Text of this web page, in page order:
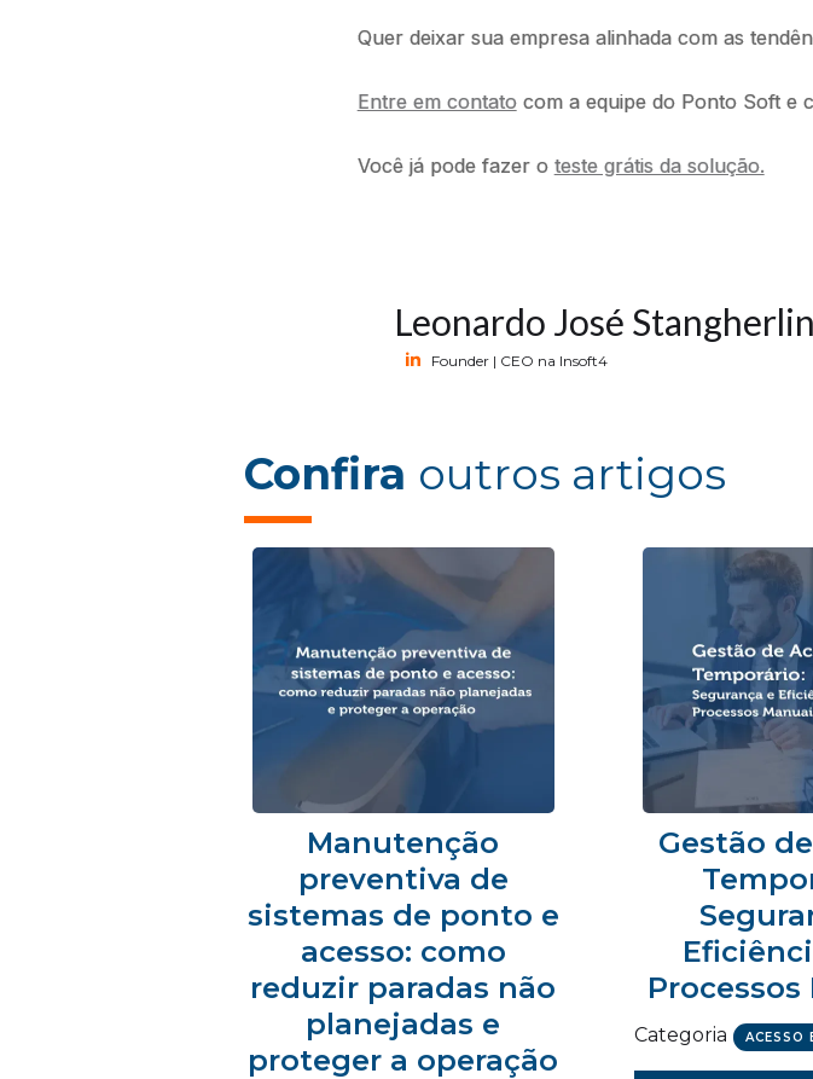
Quer deixar sua empresa alinhada com as
Entre em contatocom a equipe do Ponto Soft e
Você já pode fazer o teste grátis da solução.
Leonardo José Stangherlin
Founder | CEO na Insoft4
Confira outros artigos
Manutenção
preventiva de
sistemas de ponto e
acesso: como
reduzir paradas não
planejadas e
proteger a operação
Gestão
Processos
Categoria ACESSO